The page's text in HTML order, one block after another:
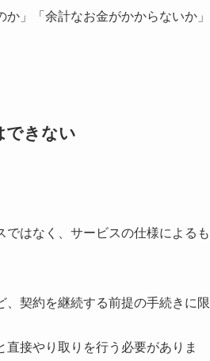
」「余計なお金がかからないか」
できない
はなく、サービスの仕様によるも
契約を継続する前提の手続きに限
接やり取りを行う必要がありま